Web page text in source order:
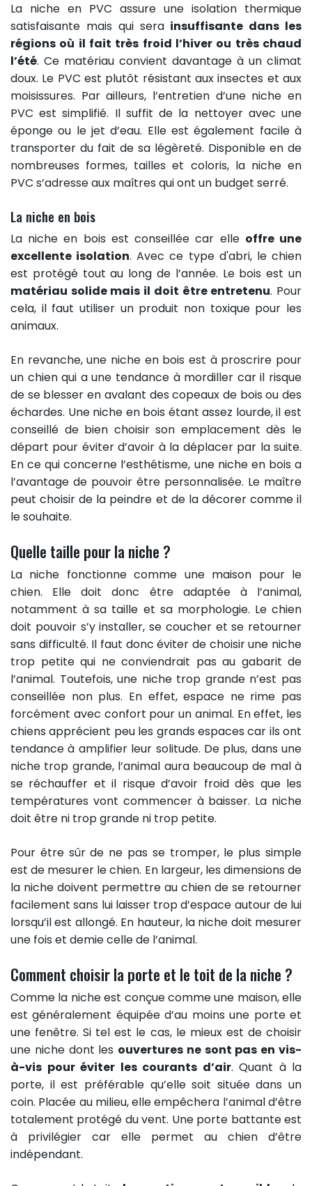
La niche en PVC assure une isolation thermique
satisfaisante mais qui sera insuffisante dans les
régions où il fait très froid l’hiver ou très chaud
l’été. Ce matériau convient davantage à un climat
doux. Le PVC est plutôt résistant aux insectes et aux
moisissures. Par ailleurs, l’entretien d’une niche en
PVC est simplifié. Il suffit de la nettoyer avec une
éponge ou le jet d’eau. Elle est également facile à
transporter du fait de sa légèreté. Disponible en de
nombreuses formes, tailles et coloris, la niche en
PVC s’adresse aux maîtres qui ont un budget serré.
La niche en bois
La niche en bois est conseillée car elle offre une
excellente isolation. Avec ce type d'abri, le chien
est protégé tout au long de l’année. Le bois est un
matériau solide mais il doit être entretenu. Pour
cela, il faut utiliser un produit non toxique pour les
animaux.
En revanche, une niche en bois est à proscrire pour
un chien qui a une tendance à mordiller car il risque
de se blesser en avalant des copeaux de bois ou des
échardes. Une niche en bois étant assez lourde, il est
conseillé de bien choisir son emplacement dès le
départ pour éviter d’avoir à la déplacer par la suite.
En ce qui concerne l’esthétisme, une niche en bois a
l’avantage de pouvoir être personnalisée. Le maître
peut choisir de la peindre et de la décorer comme il
le souhaite.
Quelle taille pour la niche ?
La niche fonctionne comme une maison pour le
chien. Elle doit donc être adaptée à l’animal,
notamment à sa taille et sa morphologie. Le chien
doit pouvoir s’y installer, se coucher et se retourner
sans difficulté. Il faut donc éviter de choisir une niche
trop petite qui ne conviendrait pas au gabarit de
l’animal. Toutefois, une niche trop grande n’est pas
conseillée non plus. En effet, espace ne rime pas
forcément avec confort pour un animal. En effet, les
chiens apprécient peu les grands espaces car ils ont
tendance à amplifier leur solitude. De plus, dans une
niche trop grande, l’animal aura beaucoup de mal à
se réchauffer et il risque d’avoir froid dès que les
températures vont commencer à baisser. La niche
doit être ni trop grande ni trop petite.
Pour être sûr de ne pas se tromper, le plus simple
est de mesurer le chien. En largeur, les dimensions de
la niche doivent permettre au chien de se retourner
facilement sans lui laisser trop d’espace autour de lui
lorsqu’il est allongé. En hauteur, la niche doit mesurer
une fois et demie celle de l’animal.
Comment choisir la porte et le toit de la niche ?
Comme la niche est conçue comme une maison, elle
est généralement équipée d’au moins une porte et
une fenêtre. Si tel est le cas, le mieux est de choisir
une niche dont les ouvertures ne sont pas en vis-
à-vis pour éviter les courants d’air. Quant à la
porte, il est préférable qu’elle soit située dans un
coin. Placée au milieu, elle empêchera l’animal d’être
totalement protégé du vent. Une porte battante est
à privilégier car elle permet au chien d’être
indépendant.